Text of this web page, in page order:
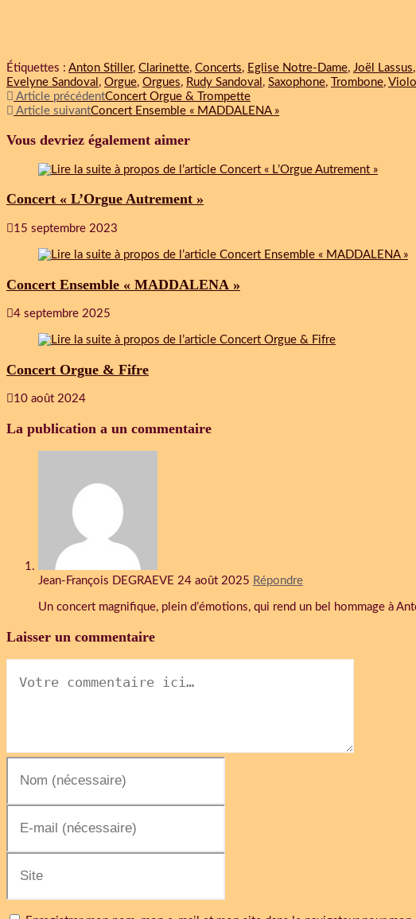
Étiquettes : Anton Stiller, Clarinette, Concerts, Eglise Notre-Dame, Joël Lassus,
Evelyne Sandoval , Orgue, Orgues, Rudy Sandoval , Saxophone, Trombone,
Article précédentConcert Orgue & Trompette
Article suivantConcert Ensemble « MADDALENA »
Vous devriez également aimer
Concert « L’Orgue Autrement »
15 septembre 2023
Concert Ensemble « MADDALENA »
4 septembre 2025
Concert Orgue & Fifre
10 août 2024
La publication a un commentaire
Jean-François DEGRAEVE 24 août 2025 Répondre
Un concert magnifique, plein d’émotions, qui rend un bel hommage à
Laisser un commentaire